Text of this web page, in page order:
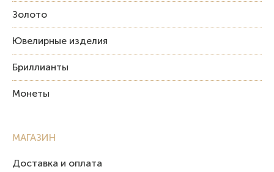
Золото
Ювелирные изделия
Бриллианты
Монеты
МАГАЗИН
Доставка и оплата